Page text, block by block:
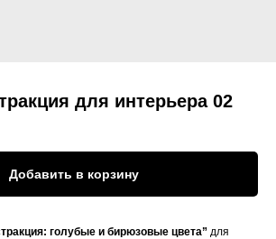
для интерьера 02
Добавить в корзину
голубые и бирюзовые цвета” для